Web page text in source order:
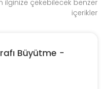
ilginize çekebilecek benzer
içerikler
Büyütme -